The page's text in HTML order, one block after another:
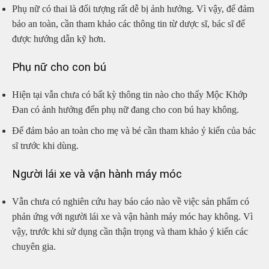
Phụ nữ có thai là đối tượng rất dễ bị ảnh hưởng. Vì vậy, để đảm
bảo an toàn, cần tham khảo các thông tin từ dược sĩ, bác sĩ để
được hướng dẫn kỹ hơn.
Phụ nữ cho con bú
Hiện tại vẫn chưa có bất kỳ thông tin nào cho thấy Mộc Khớp
Đan có ảnh hưởng đến phụ nữ đang cho con bú hay không.
Để đảm bảo an toàn cho mẹ và bé cần tham khảo ý kiến của bác
sĩ trước khi dùng.
Người lái xe và vận hành máy móc
Vẫn chưa có nghiên cứu hay báo cáo nào về việc sản phẩm có
phản ứng với người lái xe và vận hành máy móc hay không. Vì
vậy, trước khi sử dụng cần thận trọng và tham khảo ý kiến các
chuyên gia.